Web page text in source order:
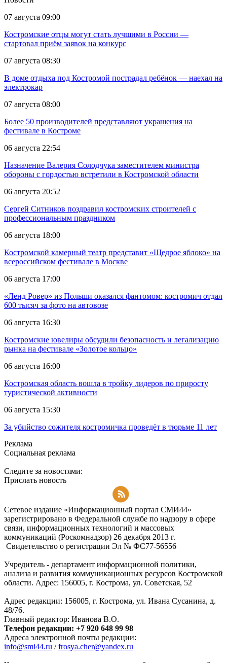
07 августа 09:00
Костромские отцы могут стать лучшими в России —
стартовал приём заявок на конкурс
07 августа 08:30
В доме отдыха под Костромой пострадал ребёнок — наехал на
электрокар
07 августа 08:00
Более 50 производителей представляют украшения на
фестивале в Костроме
06 августа 22:54
Назначение Валерия Солодчука заместителем министра
обороны с гордостью встретили в Костромской области
06 августа 20:52
Сергей Ситников поздравил костромских строителей с
профессиональным праздником
06 августа 18:00
Костромской камерный театр представит «Щедрое яблоко» на
всероссийском фестивале в Москве
06 августа 17:00
«Ленд Ровер» из Польши оказался фантомом: костромич отдал
600 тысяч за фото на автовозе
06 августа 16:30
Костромские ювелиры обсудили безопасность и легализацию
рынка на фестивале «Золотое кольцо»
06 августа 16:00
Костромская область вошла в тройку лидеров по приросту
туристической активности
06 августа 15:30
За убийство сожителя костромичка проведёт в тюрьме 11 лет
Реклама
Социальная реклама
Следите за новостями:
Прислать новость
Сетевое издание «Информационный портал СМИ44»
зарегистрировано в Федеральной службе по надзору в сфере
связи, информационных технологий и массовых
коммуникаций (Роскомнадзор) 26 декабря 2013 г.
Свидетельство о регистрации Эл № ФC77-56556
Учредитель - департамент информационной политики,
анализа и развития коммуникационных ресурсов Костромской
области. Адрес: 156005, г. Кострома, ул. Советская, 52
Адрес редакции: 156005, г. Кострома, ул. Ивана Сусанина, д.
48/76.
Главный редактор: Иванова В.О.
Телефон редакции: +7 920 648 99 98
Адреса электронной почты редакции:
info@smi44.ru /frosya.cher@yandex.ru